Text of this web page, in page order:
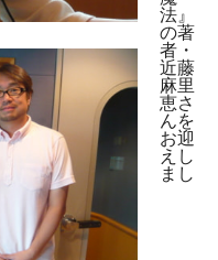
法』
の著
者・
近藤
麻里
恵さ
んを
お迎
えし
まし